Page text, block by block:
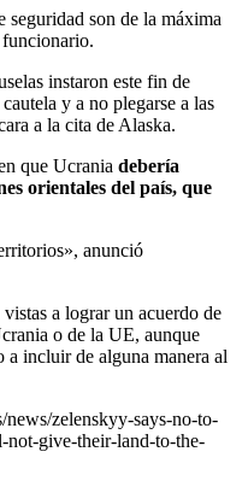
seguridad son de la máxima
instaron este fin de
y a no plegarse a las
a la cita de Alaska.
que Ucrania debería
orientales del país, que
anunció
a lograr un acuerdo de
o de la UE, aunque
a incluir de alguna manera al
news/zelenskyy-says-no-to-
not-give-their-land-to-the-